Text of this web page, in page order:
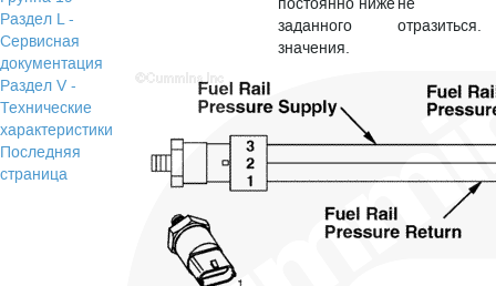
Раздел L -
Сервисная
документация
Раздел V -
Технические
характеристики
Последняя
страница
заданного
значения.
отразиться.